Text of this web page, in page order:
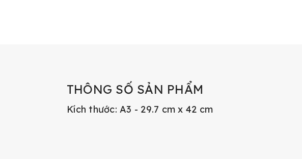
THÔNG SỐ SẢN PHẨM
Kích thước: A3 - 29.7 cm x 42 cm